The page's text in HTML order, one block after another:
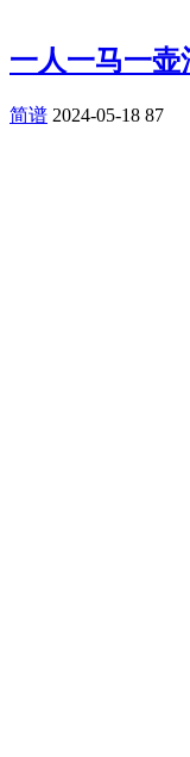
一人一马一
简谱 2024-05-18 87